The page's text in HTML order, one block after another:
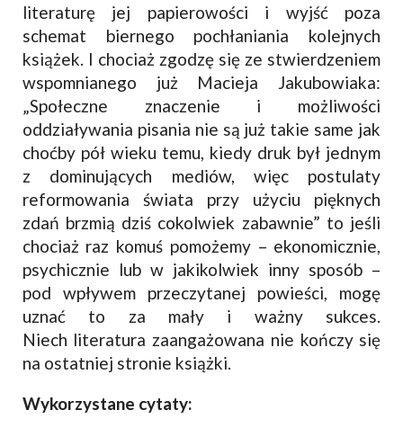
literaturę jej papierowości i wyjść poza
schemat biernego pochłaniania kolejnych
książek. I chociaż zgodzę się ze stwierdzeniem
wspomnianego już Macieja Jakubowiaka:
„Społeczne znaczenie i możliwości
oddziaływania pisania nie są już takie same jak
choćby pół wieku temu, kiedy druk był jednym
z dominujących mediów, więc postulaty
reformowania świata przy użyciu pięknych
zdań brzmią dziś cokolwiek zabawnie” to jeśli
chociaż raz komuś pomożemy – ekonomicznie,
psychicznie lub w jakikolwiek inny sposób –
pod wpływem przeczytanej powieści, mogę
uznać to za mały i ważny sukces.
Niech literatura zaangażowana nie kończy się
na ostatniej stronie książki.
Wykorzystane cytaty: